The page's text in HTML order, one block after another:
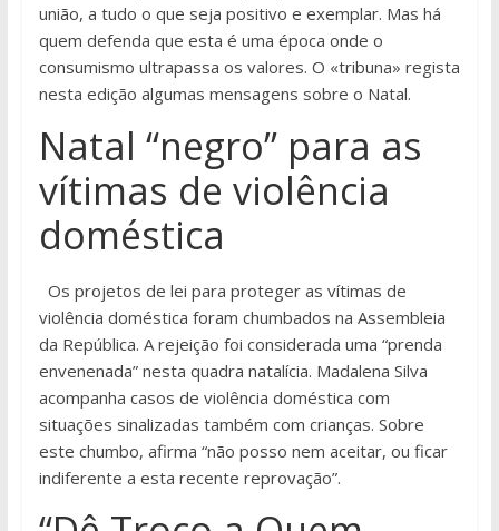
união, a tudo o que seja positivo e exemplar. Mas há
quem defenda que esta é uma época onde o
consumismo ultrapassa os valores. O «tribuna» regista
nesta edição algumas mensagens sobre o Natal.
Natal “negro” para as
vítimas de violência
doméstica
Os projetos de lei para proteger as vítimas de
violência doméstica foram chumbados na Assembleia
da República. A rejeição foi considerada uma “prenda
envenenada” nesta quadra natalícia. Madalena Silva
acompanha casos de violência doméstica com
situações sinalizadas também com crianças. Sobre
este chumbo, afirma “não posso nem aceitar, ou ficar
indiferente a esta recente reprovação”.